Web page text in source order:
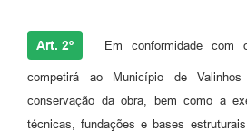
Art. 2º Em conformidade com
competirá ao Município de
conservação da obra, bem como a
técnicas, fundações e bases